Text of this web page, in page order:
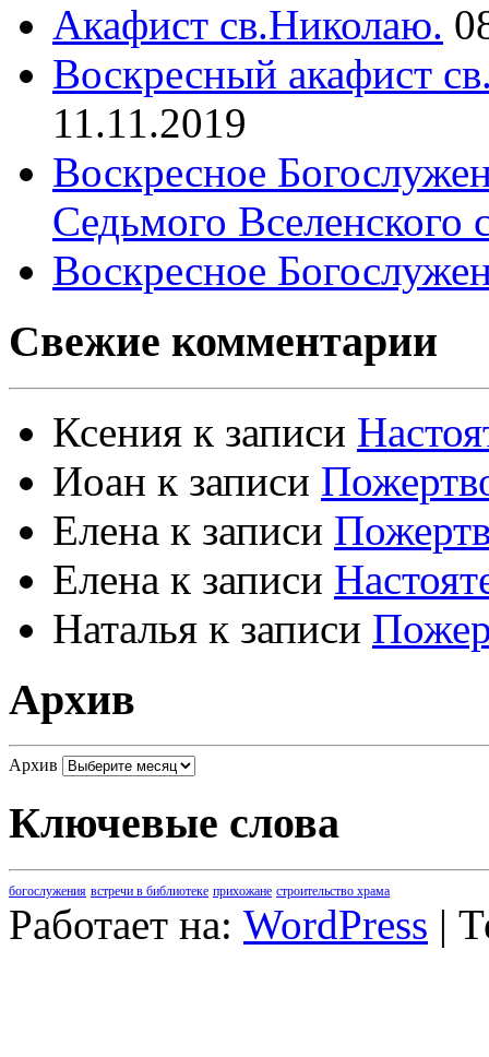
Акафист св.Николаю.
Воскресный акафист
11.11.2019
Воскресное
Седьмого Вселенского
Воскресное
Свежие комментарии
Ксения к записи
Иоан к записи
Елена к записи
Елена к записи
Наталья к записи
Архив
Архив
Ключевые слова
богослужения встречи в библиотеке прихожане строительство храма
Работает на: WordPress |